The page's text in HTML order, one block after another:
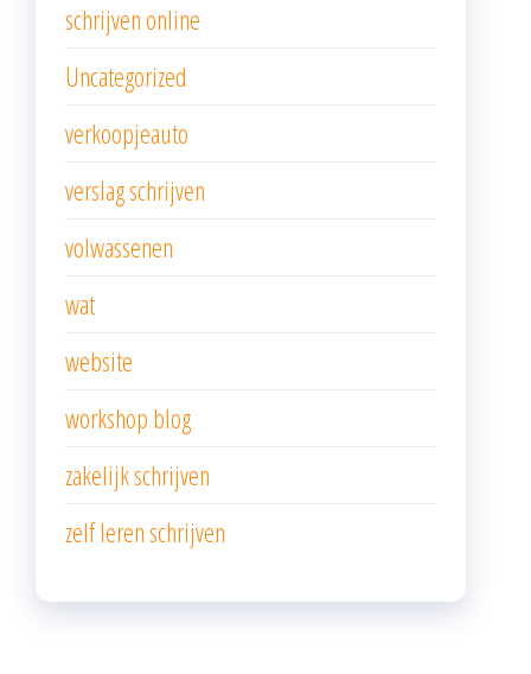
schrijven online
Uncategorized
verkoopjeauto
verslag schrijven
volwassenen
wat
website
workshop blog
zakelijk schrijven
zelf leren schrijven